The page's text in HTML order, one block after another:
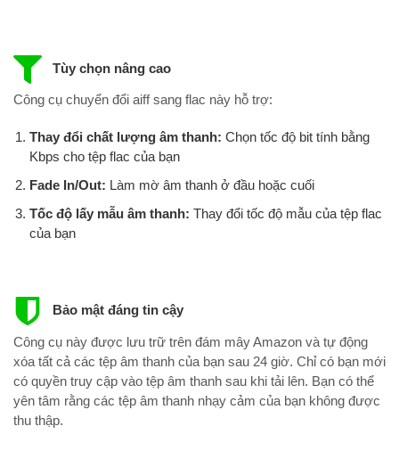
Tùy chọn nâng cao
Công cụ chuyển đổi aiff sang flac này hỗ trợ:
Thay đổi chất lượng âm thanh: Chọn tốc độ bit tính bằng
Kbps cho tệp flac của bạn
Fade In/Out: Làm mờ âm thanh ở đầu hoặc cuối
Tốc độ lấy mẫu âm thanh: Thay đổi tốc độ mẫu của tệp flac
của bạn
Bảo mật đáng tin cậy
Công cụ này được lưu trữ trên đám mây Amazon và tự động
xóa tất cả các tệp âm thanh của bạn sau 24 giờ. Chỉ có bạn mới
có quyền truy cập vào tệp âm thanh sau khi tải lên. Bạn có thể
yên tâm rằng các tệp âm thanh nhạy cảm của bạn không được
thu thập.